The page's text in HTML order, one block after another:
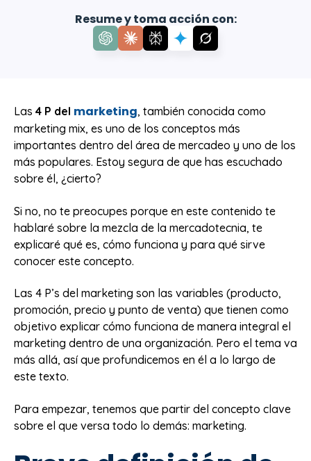
Resume y toma acción con:
Las 4 P del marketing, también conocida como
marketing mix, es uno de los conceptos más
importantes dentro del área de mercadeo y uno de los
más populares. Estoy segura de que has escuchado
sobre él, ¿cierto?
Si no, no te preocupes porque en este contenido te
hablaré sobre la mezcla de la mercadotecnia, te
explicaré qué es, cómo funciona y para qué sirve
conocer este concepto.
Las 4 P’s del marketing son las variables (producto,
promoción, precio y punto de venta) que tienen como
objetivo explicar cómo funciona de manera integral el
marketing dentro de una organización. Pero el tema va
más allá, así que profundicemos en él a lo largo de
este texto.
Para empezar, tenemos que partir del concepto clave
sobre el que versa todo lo demás: marketing.